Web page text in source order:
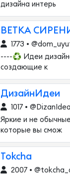
дизайна интерь
ВЕТКА
1773 •
----♻️ Идеи
создающие к
ДизайнИдеи
1017 • @DizanIdea
Яркие и не
которые вы смож
Tokcha
2007 •